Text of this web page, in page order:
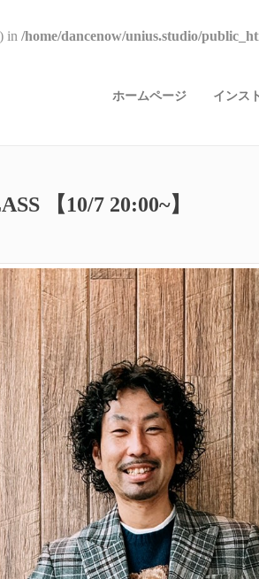
in /home/dancenow/unius.studio/
ホームページ インス
【10/7 20:00~】